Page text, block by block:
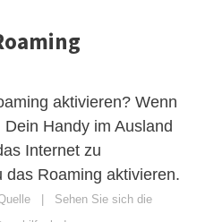
aktivieren? Wenn
Handy im Ausland
Internet zu
Roaming aktivieren.
| Sehen Sie sich die